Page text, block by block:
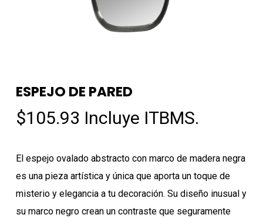
ESPEJO DE PARED
$105.93 Incluye ITBMS.
El espejo ovalado abstracto con marco de madera negra
es una pieza artística y única que aporta un toque de
misterio y elegancia a tu decoración. Su diseño inusual y
su marco negro crean un contraste que seguramente